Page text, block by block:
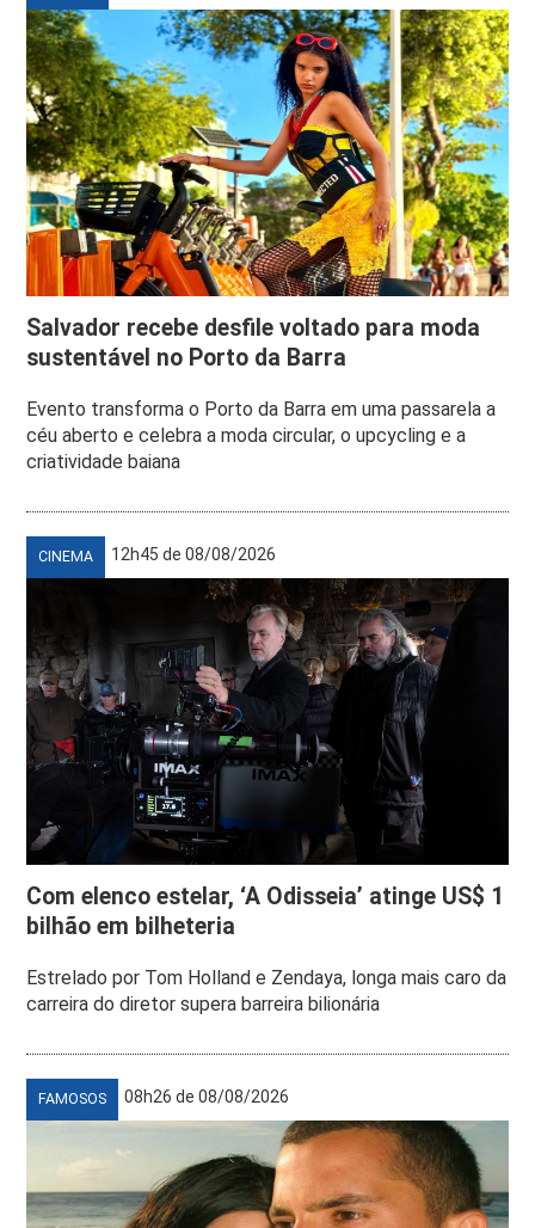
Salvador recebe desfile voltado para moda
sustentável no Porto da Barra
Evento transforma o Porto da Barra em uma passarela a
céu aberto e celebra a moda circular, o upcycling e a
criatividade baiana
CINEMA 12h45 de 08/08/2026
Com elenco estelar, ‘A Odisseia’ atinge US$ 1
bilhão em bilheteria
Estrelado por Tom Holland e Zendaya, longa mais caro da
carreira do diretor supera barreira bilionária
FAMOSOS 08h26 de 08/08/2026